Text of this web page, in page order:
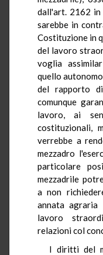
dall'art. 2162 in
sarebbe in
Costituzione in
del lavoro
voglia
quello
del rapporto di
comunque
lavoro, ai
costituzionali,
verrebbe a
mezzadro
particolare
mezzadrile
a non
annata agraria
lavoro
relazioni col
I diritti del